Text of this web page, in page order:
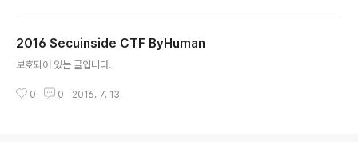
2016 Secuinside CTF ByHuman
보호되어 있는 글입니다.
0 0 2016. 7. 13.